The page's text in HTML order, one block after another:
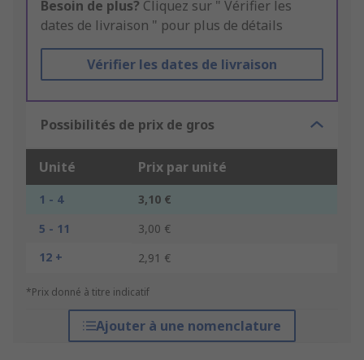
Besoin de plus? Cliquez sur " Vérifier les
dates de livraison " pour plus de détails
Vérifier les dates de livraison
Possibilités de prix de gros
Unité Prix par unité
1 - 4
3,10 €
5 - 11
3,00 €
12 +
2,91 €
*Prix donné à titre indicatif
Ajouter à une nomenclature